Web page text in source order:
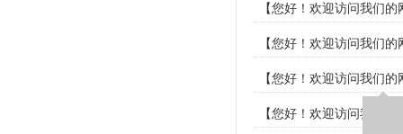
【您好！欢迎访问我们
【您好！欢迎访问我们
【您好！欢迎访问我们
【您好！欢迎访问我们